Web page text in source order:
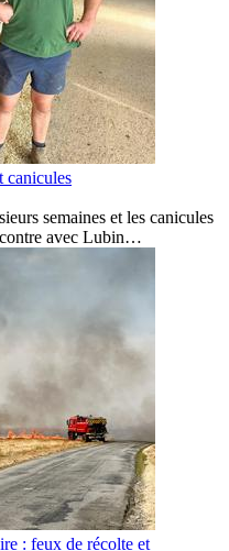
canicules
semaines et les canicules
avec Lubin…
: feux de récolte et